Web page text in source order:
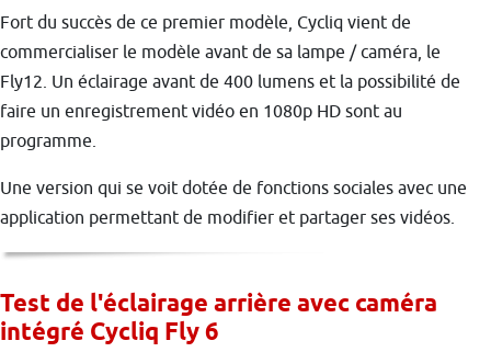
Fort du succès de ce premier modèle, Cycliq vient de
commercialiser le modèle avant de sa lampe / caméra, le
Fly12. Un éclairage avant de 400 lumens et la possibilité de
faire un enregistrement vidéo en 1080p HD sont au
programme.
Une version qui se voit dotée de fonctions sociales avec une
application permettant de modifier et partager ses vidéos.
Test de l'éclairage arrière avec caméra
intégré Cycliq Fly 6